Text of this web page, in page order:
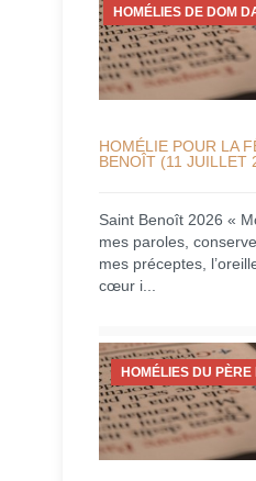
HOMÉLIES DE DOM
HOMÉLIE POUR LA
BENOÎT (11 JUILLET
Saint Benoît 2026 «
mes paroles,
mes préceptes,
cœur i...
HOMÉLIES DU